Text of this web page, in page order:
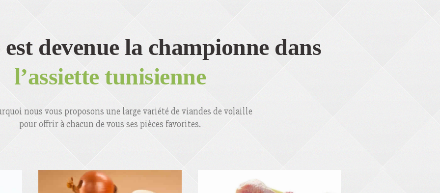
devenue la championne dans
l’assiette tunisienne
nous vous proposons une large variété de viandes de volaille
pour offrir à chacun de vous ses pièces favorites.